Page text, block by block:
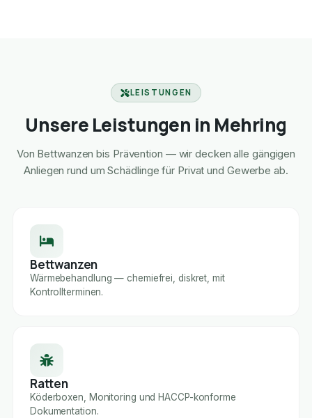
LEISTUNGEN
Unsere Leistungen in Mehring
Von Bettwanzen bis Prävention — wir decken alle gängigen
Anliegen rund um Schädlinge für Privat und Gewerbe ab.
Bettwanzen
Wärmebehandlung — chemiefrei, diskret, mit
Kontrollterminen.
Ratten
Köderboxen, Monitoring und HACCP-konforme
Dokumentation.